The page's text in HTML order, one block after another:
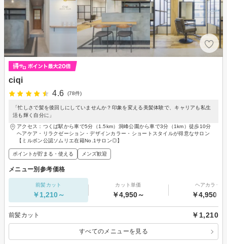
ciqi
4.6
(78件)
「忙しさで髪を後回しにしていませんか？印象を変える美髪体験で、キャリアも私生
活も輝く自分に」
アクセス：つくば駅から車で5分（1.5km）洞峰公園から車で3分（1km）徒歩10分
ヘアケア・リラクゼーション・デザインカラー・ショートスタイルが得意なサロン
【ミルボン公認ソムリエ在籍No.1サロン◎】
ポイントが貯まる・使える メンズ歓迎
メニュー別参考価格
前髪カット
￥1,210～
カット単価
￥4,950～
ヘアカラー
￥4,950～
前髪カット ￥1,210
すべてのメニューを見る